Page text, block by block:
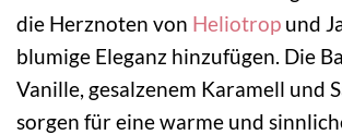
die Herznoten von Heliotrop und
blumige Eleganz hinzufügen. Die
Vanille, gesalzenem Karamell und
sorgen für eine warme und